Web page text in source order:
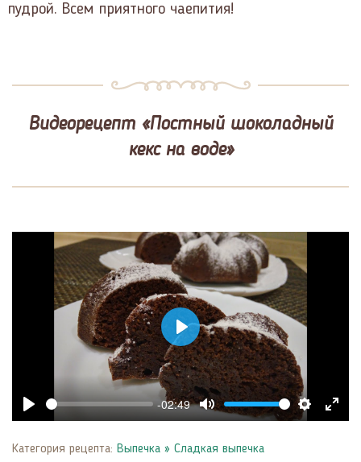
пудрой. Всем приятного чаепития!
Видеорецепт «Постный шоколадный
кекс на воде»
Play
-02:49
Mute
Settings
Enter
Play
Категория рецепта: Выпечка » Сладкая выпечка